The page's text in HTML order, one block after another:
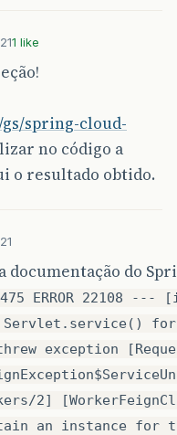
1 like
spring-cloud-
no código a
o resultado obtido.
do
ERROR 22108
exception
2]
an instance